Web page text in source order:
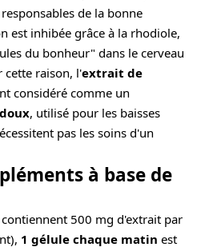
de la bonne
est inhibée grâce à la rhodiole,
du bonheur" dans le cerveau
cette raison, l'extrait de
considéré comme un
, utilisé pour les baisses
pas les soins d'un
à base de
500 mg d'extrait par
1 gélule chaque matin est